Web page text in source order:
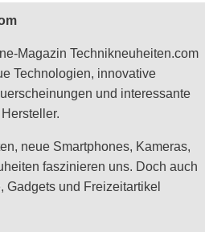
Magazin Technikneuheiten.com
Technologien, innovative
und interessante
neue Smartphones, Kameras,
faszinieren uns. Doch auch
Gadgets und Freizeitartikel